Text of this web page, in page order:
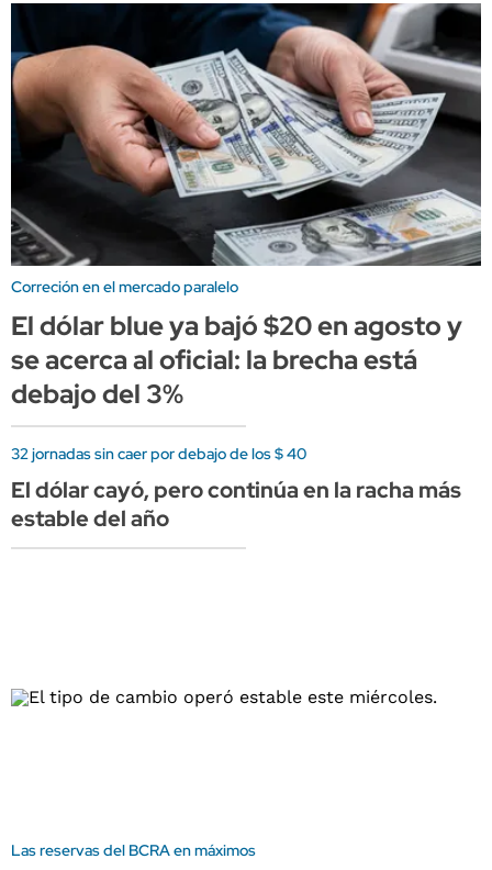
Correción en el mercado paralelo
El dólar blue ya bajó $20 en agosto y
se acerca al oficial: la brecha está
debajo del 3%
32 jornadas sin caer por debajo de los $ 40
El dólar cayó, pero continúa en la racha más
estable del año
Las reservas del BCRA en máximos